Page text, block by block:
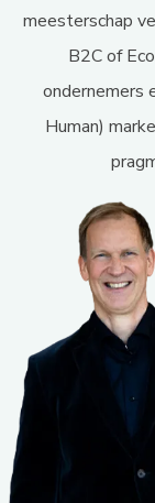
meesterschap
B2C of
ondernemers
Human)